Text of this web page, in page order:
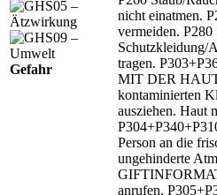
Gefahr
nicht einatmen.
vermeiden. P280
Schutzkleidung/
tragen.
MIT DER
kontaminierten
ausziehen. Haut
Person an die
ungehinderte
anrufen.